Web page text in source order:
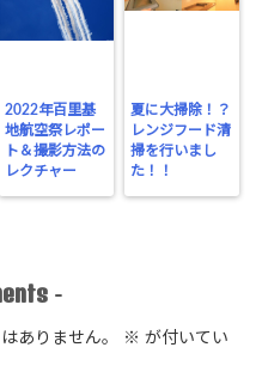
2022年百里基
地航空祭レポー
ト＆撮影方法の
レクチャー
夏に大掃除！？
レンジフード清
掃を行いまし
た！！
-
ありません。 ※ が付いてい